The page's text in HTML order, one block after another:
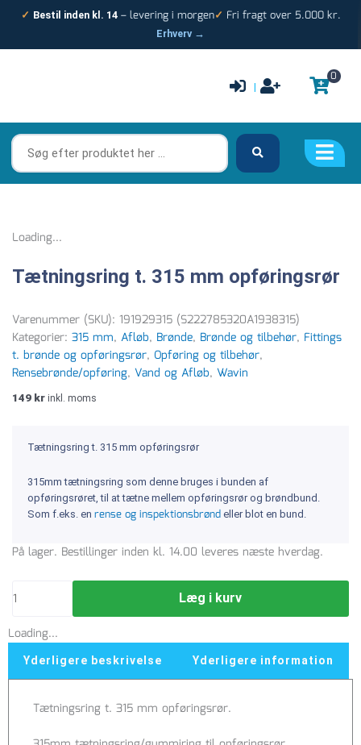
✓ Bestil inden kl. 14– levering i morgen✓ Fri fragt over 5.000 kr.
Erhverv →
|
0
Søg
efter
produktet
Loading...
Tætningsring t. 315 mm opføringsrør
Varenummer (SKU): 191929315 (S222785320A1938315)
Kategorier: 315 mm, Afløb, Brønde, Brønde og tilbehør, Fittings
t. brønde og opføringsrør, Opføring og tilbehør,
Rensebrønde/opføring, Vand og Afløb, Wavin
149 kr inkl. moms
Tætningsring t. 315 mm opføringsrør
315mm tætningsring som denne bruges i bunden af
opføringsrøret, til at tætne mellem opføringsrør og brøndbund.
Som f.eks. en rense og inspektionsbrønd eller blot en bund.
På lager. Bestillinger inden kl. 14.00 leveres næste hverdag.
Tætningsring
mm
opføringsrør
antal
Læg i kurv
Loading...
Yderligere beskrivelse Yderligere information
Tætningsring t. 315 mm opføringsrør.